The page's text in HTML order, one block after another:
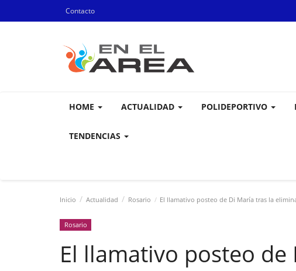
Contacto
HOME ACTUALIDAD POLIDEPORTIVO
TENDENCIAS
Inicio Actualidad Rosario El llamativo posteo de Di María tras la
Rosario
El llamativo posteo